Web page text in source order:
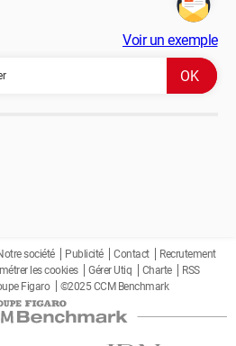
Voir un exemple
société Publicité Contact
Recrutement
les cookies Gérer Utiq Charte
RSS
Figaro ©2025 CCM Benchmark